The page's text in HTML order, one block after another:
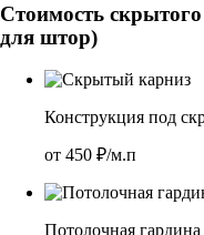
Стоимость
для штор)
Конструкция под
от 450 ₽/м.п
Потолочная гардина